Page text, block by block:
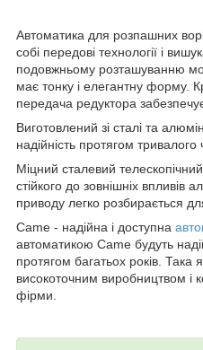
Автоматика для розпашних
собі передові технології і
подовжньому розташуванню
має тонку і елегантну форму.
передача редуктора
Виготовлений зі сталі та
надійність протягом тривалого
Міцний сталевий
стійкого до зовнішніх впливів
приводу легко розбирається
Came - надійна і доступна
автоматикою Came будуть
протягом багатьох років. Така
високоточним виробництвом і
фірми.